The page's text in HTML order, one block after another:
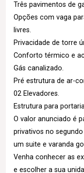
Três pavimentos de
Opções com vaga
livres.
Privacidade de torre
Conforto térmico e
Gás canalizado.
Pré estrutura de ar-
02 Elevadores.
Estrutura para
O valor anunciado é
privativos no
um suite e varanda
Venha conhecer as
e escolher a sua